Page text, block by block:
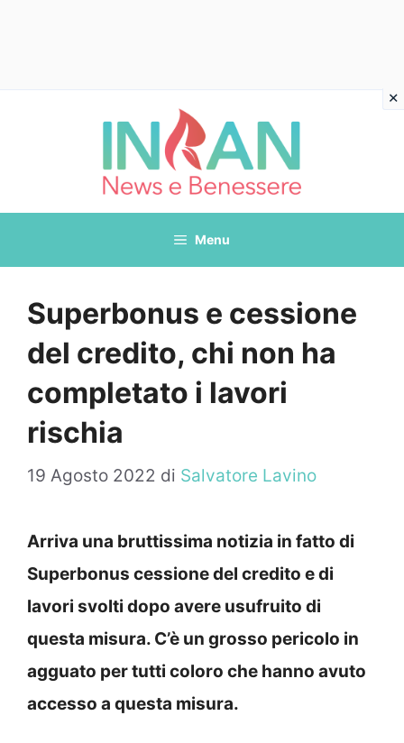
Menu
Superbonus e cessione
del credito, chi non ha
completato i lavori
rischia
19 Agosto 2022 di Salvatore Lavino
Arriva una bruttissima notizia in fatto di
Superbonus cessione del credito e di
lavori svolti dopo avere usufruito di
questa misura. C’è un grosso pericolo in
agguato per tutti coloro che hanno avuto
accesso a questa misura.